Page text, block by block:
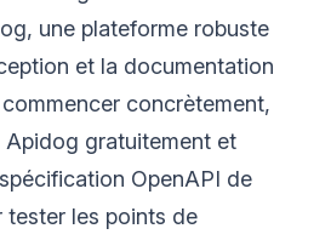
une plateforme robuste
et la documentation
concrètement,
Apidog gratuitement et
OpenAPI de
tester les points de